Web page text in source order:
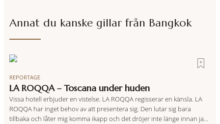
Annat du kanske gillar från Bangkok
REPORTAGE
LA ROQQA – Toscana under huden
Vissa hotell erbjuder en vistelse. LA ROQQA regisserar en känsla. LA
ROQQA har inget behov av att presentera sig. Den lutar sig bara
tillbaka och låter mig komma ikapp och det dröjer inte länge innan jag